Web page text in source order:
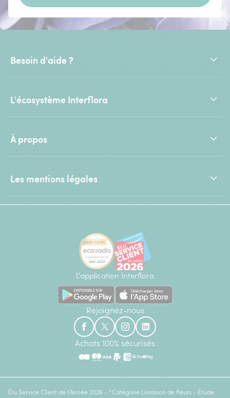
Besoin d'aide ?
L'écosystème Interflora
À propos
Les mentions légales
L'application Interflora
Rejoignez-nous
Achats 100% sécurisés
Élu Service Client de l'Année 2026 - *Catégorie Livraison de fleurs - Étude